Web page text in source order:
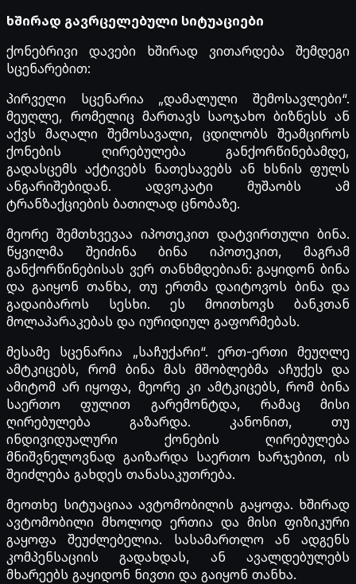
ხშირად გავრცელებული სიტუაციები
ქონებრივი დავები ხშირად ვითარდება შემდეგი
სცენარებით:
პირველი სცენარია „დამალული შემოსავლები“.
მეუღლე, რომელიც მართავს საოჯახო ბიზნესს ან
აქვს მაღალი შემოსავალი, ცდილობს შეამციროს
ქონების ღირებულება განქორწინებამდე,
გადასცემს აქტივებს ნათესავებს ან ხსნის ფულს
ანგარიშებიდან. ადვოკატი მუშაობს ამ
ტრანზაქციების ბათილად ცნობაზე.
მეორე შემთხვევაა იპოთეკით დატვირთული ბინა.
წყვილმა შეიძინა ბინა იპოთეკით, მაგრამ
განქორწინებისას ვერ თანხმდებიან: გაყიდონ ბინა
და გაიყონ თანხა, თუ ერთმა დაიტოვოს ბინა და
გადაიბაროს სესხი. ეს მოითხოვს ბანკთან
მოლაპარაკებას და იურიდიულ გაფორმებას.
მესამე სცენარია „საჩუქარი“. ერთ-ერთი მეუღლე
ამტკიცებს, რომ ბინა მას მშობლებმა აჩუქეს და
ამიტომ არ იყოფა, მეორე კი ამტკიცებს, რომ ბინა
საერთო ფულით გარემონტდა, რამაც მისი
ღირებულება გაზარდა. კანონით, თუ
ინდივიდუალური ქონების ღირებულება
მნიშვნელოვნად გაიზარდა საერთო ხარჯებით, ის
შეიძლება გახდეს თანასაკუთრება.
მეოთხე სიტუაციაა ავტომობილის გაყოფა. ხშირად
ავტომობილი მხოლოდ ერთია და მისი ფიზიკური
გაყოფა შეუძლებელია. სასამართლო ან ადგენს
კომპენსაციის გადახდას, ან ავალდებულებს
მხარეებს გაყიდონ ნივთი და გაიყონ თანხა.